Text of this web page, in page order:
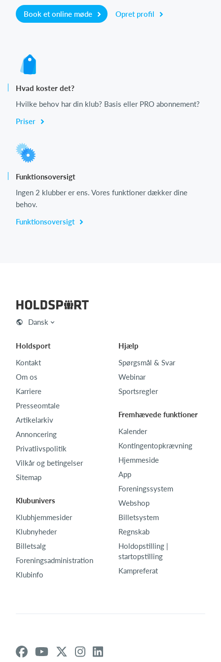
Book et online møde Opret profil
Hvad koster det?
Hvilke behov har din klub? Basis eller PRO abonnement?
Priser
Funktionsoversigt
Ingen 2 klubber er ens. Vores funktioner dækker dine
behov.
Funktionsoversigt
Dansk
Holdsport
Kontakt
Om os
Karriere
Presseomtale
Artikelarkiv
Annoncering
Privatlivspolitik
Vilkår og betingelser
Sitemap
Klubunivers
Klubhjemmesider
Klubnyheder
Billetsalg
Foreningsadministration
Klubinfo
Hjælp
Spørgsmål & Svar
Webinar
Sportsregler
Fremhævede funktioner
Kalender
Kontingentopkrævning
Hjemmeside
App
Foreningssystem
Webshop
Billetsystem
Regnskab
Holdopstilling |
startopstilling
Kampreferat